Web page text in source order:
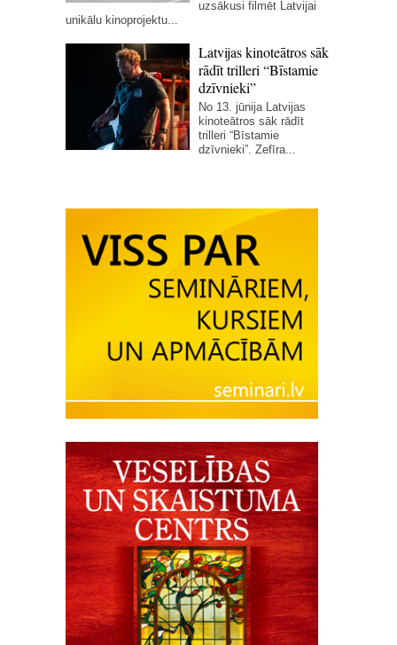
uzsākusi filmēt Latvijai
unikālu kinoprojektu...
Latvijas kinoteātros sāk
rādīt trilleri “Bīstamie
dzīvnieki”
No 13. jūnija Latvijas
kinoteātros sāk rādīt
trilleri “Bīstamie
dzīvnieki”. Zefīra...